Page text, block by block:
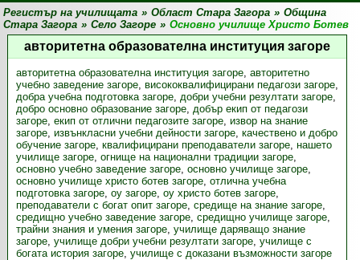
Регистър на училищата » Област Стара Загора » Община
Стара Загора » Село Загоре » Основно училище Христо Ботев
авторитетна образователна институция загоре
авторитетна образователна институция загоре, авторитетно
учебно заведение загоре, висококвалифицирани педагози загоре,
добра учебна подготовка загоре, добри учебни резултати загоре,
добро основно образование загоре, добър екип от педагози
загоре, екип от отлични педагозите загоре, извор на знание
загоре, извънкласни учебни дейности загоре, качествено и добро
обучение загоре, квалифицирани преподаватели загоре, нашето
училище загоре, огнище на национални традиции загоре,
основно учебно заведение загоре, основно училище загоре,
основно училище христо ботев загоре, отлична учебна
подготовка загоре, оу загоре, оу христо ботев загоре,
преподаватели с богат опит загоре, средище на знание загоре,
средищно учебно заведение загоре, средищно училище загоре,
трайни знания и умения загоре, училище даряващо знание
загоре, училище добри учебни резултати загоре, училище с
богата история загоре, училище с доказани възможности загоре